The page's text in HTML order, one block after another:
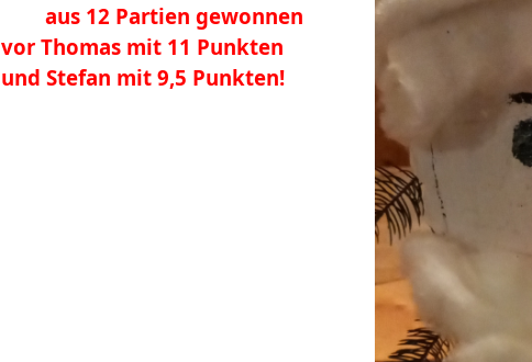
aus 12 Partien gewonnen
vor Thomas mit 11 Punkten
und Stefan mit 9,5 Punkten!